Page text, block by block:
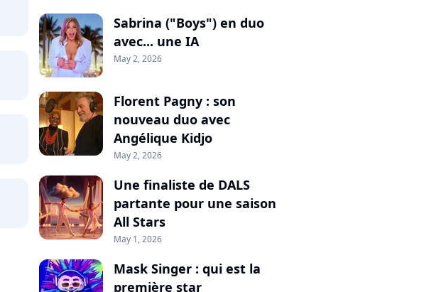
Sabrina ("Boys") en duo
avec... une IA
May 2, 2026
Florent Pagny : son
nouveau duo avec
Angélique Kidjo
May 2, 2026
Une finaliste de DALS
partante pour une saison
All Stars
May 1, 2026
Mask Singer : qui est la
première star